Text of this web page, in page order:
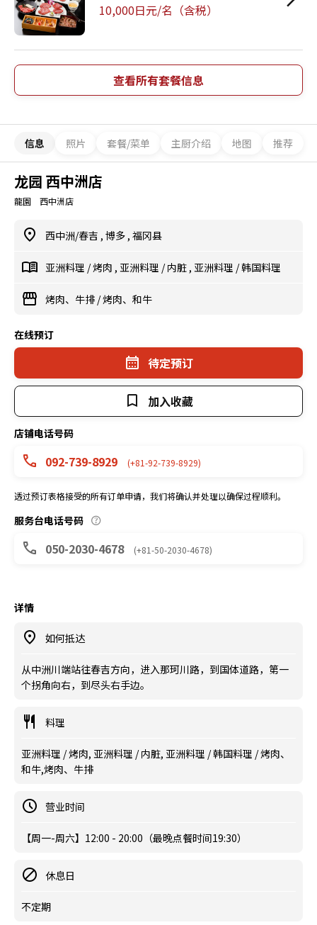
10,000日元/名（含税）
查看所有套餐信息
信息 照片 套餐/菜单 主厨介绍 地图 推荐
龙园 西中洲店
龍園 西中洲店
西中洲/春吉 , 博多 , 福冈县
亚洲料理 /烤肉 , 亚洲料理 /内脏 , 亚洲料理 /韩国料理
烤肉、牛排 /烤肉、和牛
在线预订
待定预订
加入收藏
店铺电话号码
092-739-8929 (+81-92-739-8929)
透过预订表格接受的所有订单申请，我们将确认并处理以确保过程顺利。
服务台电话号码
050-2030-4678 (+81-50-2030-4678)
详情
如何抵达
从中洲川端站往春吉方向，进入那珂川路，到国体道路，第一
个拐角向右，到尽头右手边。
料理
亚洲料理 / 烤肉, 亚洲料理 / 内脏, 亚洲料理 / 韩国料理 / 烤肉、
和牛,烤肉、牛排
营业时间
【周一-周六】12:00 - 20:00（最晚点餐时间19:30）
休息日
不定期